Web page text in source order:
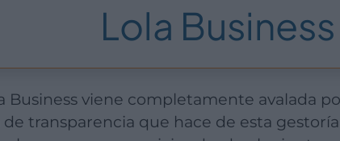
Lola Business
Business viene completamente avalada
transparencia que hace de esta